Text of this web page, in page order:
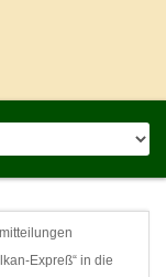
Expreß“ in die